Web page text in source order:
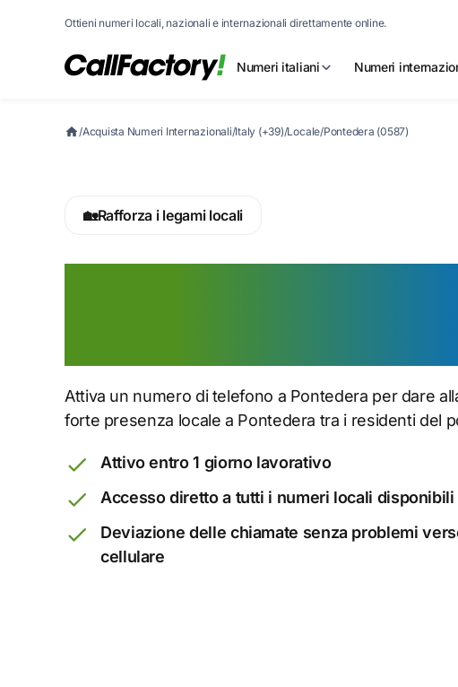
Ottieni numeri locali, nazionali e internazionali direttamente online.
Numeri italiani Numeri
/Acquista Numeri Internazionali/Italy (+39)/Locale/Pontedera (0587)
🏡Rafforza i legami locali
Attiva un numero di telefono a Pontedera per dare
forte presenza locale a Pontedera tra i residenti del
Attivo entro 1 giorno lavorativo
Accesso diretto a tutti i numeri locali disponibili
Deviazione delle chiamate senza problemi
cellulare